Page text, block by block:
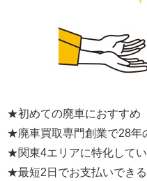
★初めての廃車におすすめ
★廃車買取専門創業で28年
★関東4エリアに特化して
★最短2日でお支払いできる